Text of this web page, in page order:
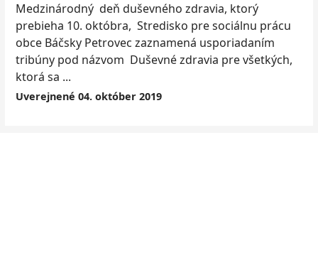
Medzinárodný deň duševného zdravia, ktorý
prebieha 10. októbra, Stredisko pre sociálnu prácu
obce Báčsky Petrovec zaznamená usporiadaním
tribúny pod názvom Duševné zdravia pre všetkých,
ktorá sa ...
Uverejnené 04. október 2019